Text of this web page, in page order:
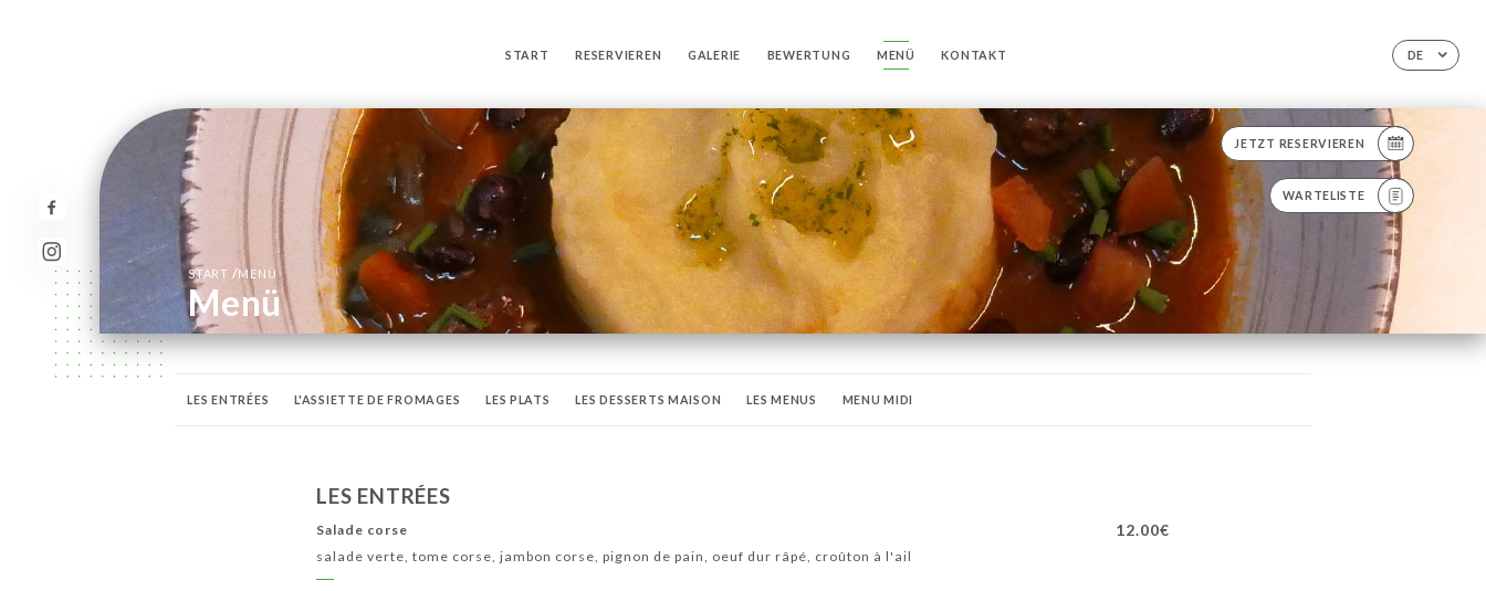
DE
START RESERVIEREN GALERIE BEWERTUNG MENÜ KONTAKT
JETZT RESERVIEREN
WARTELISTE
START /MENÜ
Menü
LES ENTRÉES L'ASSIETTE DE FROMAGES LES PLATS LES DESSERTS MAISON LES MENUS MENU MIDI
LES ENTRÉES
Salade corse 12.00€
salade verte, tome corse, jambon corse, pignon de pain, oeuf dur râpé, croûton à l'ail